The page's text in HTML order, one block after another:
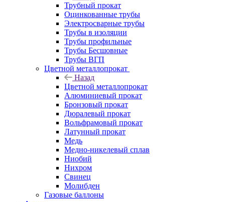
Трубный прокат
Оцинкованные трубы
Электросварные трубы
Трубы в изоляции
Трубы профильные
Трубы Бесшовные
Трубы ВГП
Цветной металлопрокат
Назад
Цветной металлопрокат
Алюминиевый прокат
Бронзовый прокат
Дюралевый прокат
Вольфрамовый прокат
Латунный прокат
Медь
Медно-никелевый сплав
Ниобий
Нихром
Свинец
Молибден
Газовые баллоны